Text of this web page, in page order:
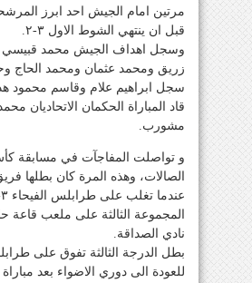
مرتين امام الجيش احد ابرز
قبل ان ينتهي الشوط الاول ٣-٢.
وسجل اهداف الجيش محمد قبيسي
زريق ومحمد عثمان ومحمد الحاج
سجل ابراهيم علام وقاسم محمود
قاد المباراة الحكمان الاتحاديان
مشورب.
و تواصلت المفاجآت في مسابقة
الصالات، وهذه المرة كان بطلها
المجموعة الثالثة على ملعب قاعة
نادي الصداقة.
بطل الدرجة الثالثة تفوق على
للعودة الى دوري الاضواء بعد